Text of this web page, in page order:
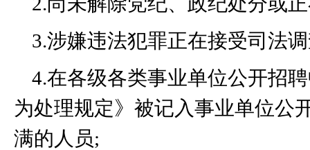
3.涉嫌违法犯罪正在接受司法
4.在各级各类事业单位公开招
为处理规定》被记入事业单位公
满的人员;